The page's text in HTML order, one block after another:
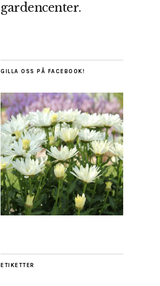
gardencenter.
GILLA OSS PÅ FACEBOOK!
ETIKETTER